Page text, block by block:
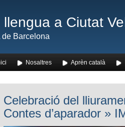
llengua a Ciutat
de Barcelona
Nosaltres Aprèn català
Celebració del
Contes d’aparador»